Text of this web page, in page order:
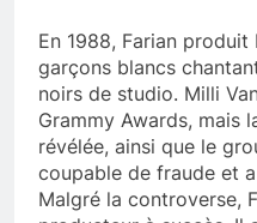
En 1988, Farian
garçons blancs
noirs de studio. Milli
Grammy Awards, mais
révélée, ainsi que le
coupable de fraude et
Malgré la controverse,